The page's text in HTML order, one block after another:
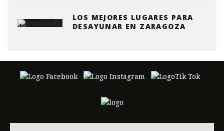
LOS MEJORES LUGARES PARA
DESAYUNAR EN ZARAGOZA